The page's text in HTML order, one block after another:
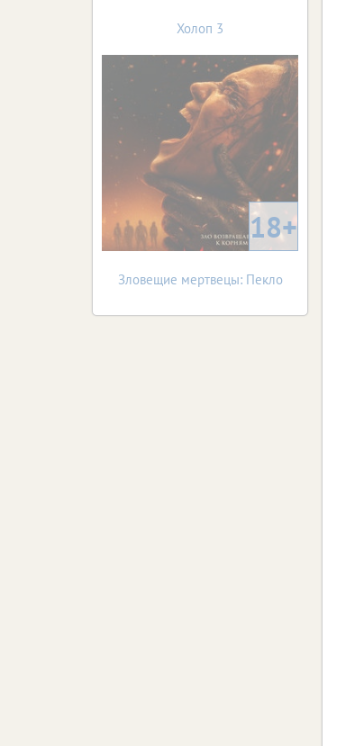
Холоп 3
18+
Зловещие мертвецы: Пекло